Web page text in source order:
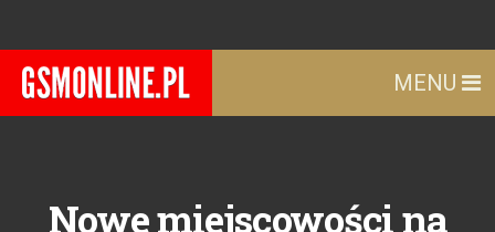
MENU
Nowe miejscowości na